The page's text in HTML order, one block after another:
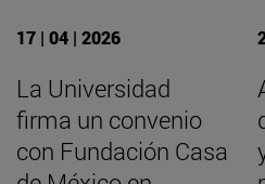
17 | 04 | 2026
La Universidad
firma un convenio
con Fundación Casa